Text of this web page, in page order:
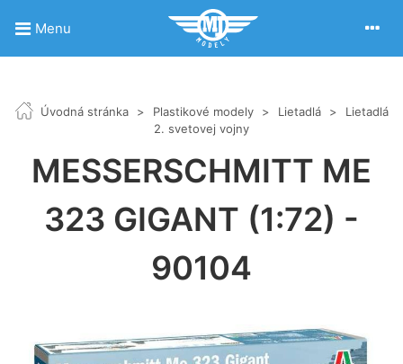
Menu
Úvodná stránka > Plastikové modely > Lietadlá >
Lietadlá
2. svetovej vojny
MESSERSCHMITT ME
323 GIGANT (1:72) -
90104